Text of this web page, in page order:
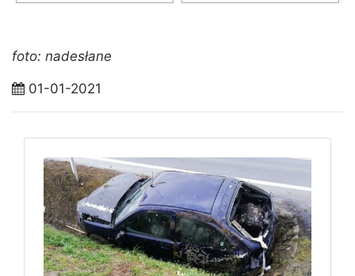
foto: nadesłane
01-01-2021